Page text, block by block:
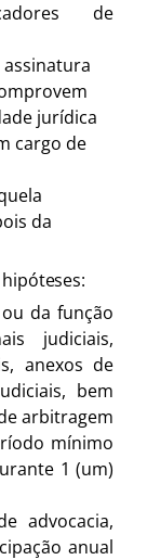
de
jurídica
cargo de
da
hipóteses:
da função
judiciais,
anexos de
bem
arbitragem
mínimo
1 (um)
advocacia,
anual